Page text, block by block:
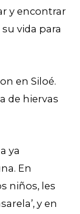
y encontrar
vida para
en Siloé.
de hiervas
ya
En
niños, les
y en